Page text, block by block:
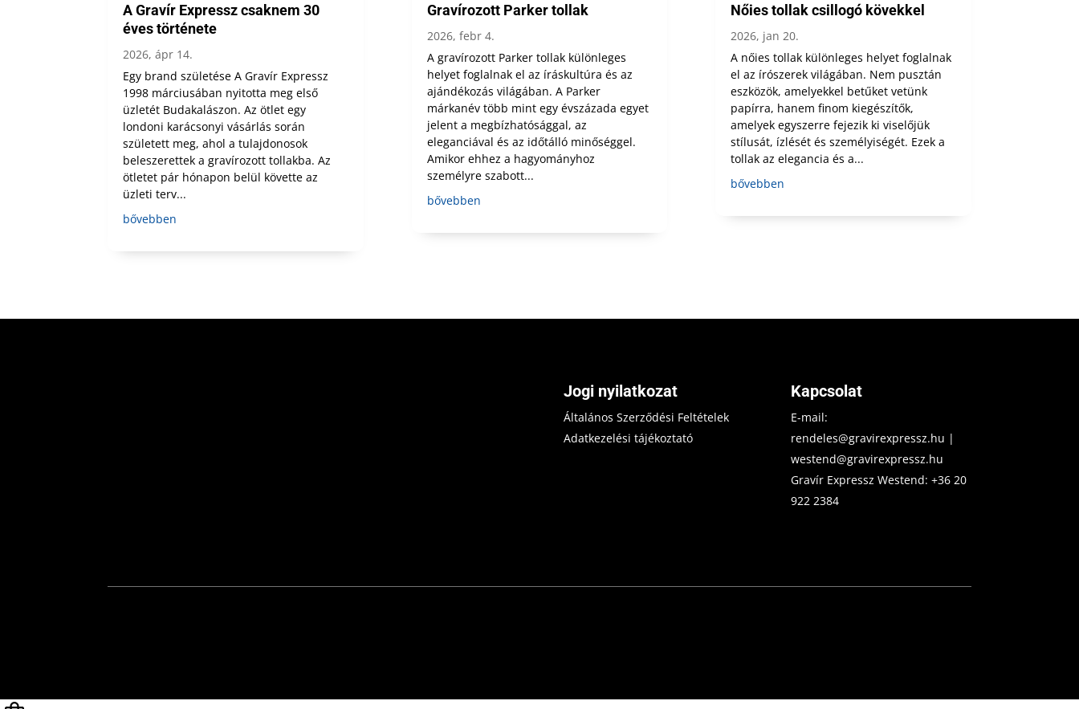
A Gravír Expressz csaknem 30
éves története
2026, ápr 14.
Egy brand születése A Gravír Expressz
1998 márciusában nyitotta meg első
üzletét Budakalászon. Az ötlet egy
londoni karácsonyi vásárlás során
született meg, ahol a tulajdonosok
beleszerettek a gravírozott tollakba. Az
ötletet pár hónapon belül követte az
üzleti terv...
bővebben
Gravírozott Parker tollak
2026, febr 4.
A gravírozott Parker tollak különleges
helyet foglalnak el az íráskultúra és az
ajándékozás világában. A Parker
márkanév több mint egy évszázada egyet
jelent a megbízhatósággal, az
eleganciával és az időtálló minőséggel.
Amikor ehhez a hagyományhoz
személyre szabott...
bővebben
Nőies tollak csillogó kövekkel
2026, jan 20.
A nőies tollak különleges helyet foglalnak
el az írószerek világában. Nem pusztán
eszközök, amelyekkel betűket vetünk
papírra, hanem finom kiegészítők,
amelyek egyszerre fejezik ki viselőjük
stílusát, ízlését és személyiségét. Ezek a
tollak az elegancia és a...
bővebben
Jogi nyilatkozat
Általános Szerződési Feltételek
Adatkezelési tájékoztató
Kapcsolat
E-mail:
rendeles@gravirexpressz.hu |
westend@gravirexpressz.hu
Gravír Expressz Westend:+36 20
922 2384